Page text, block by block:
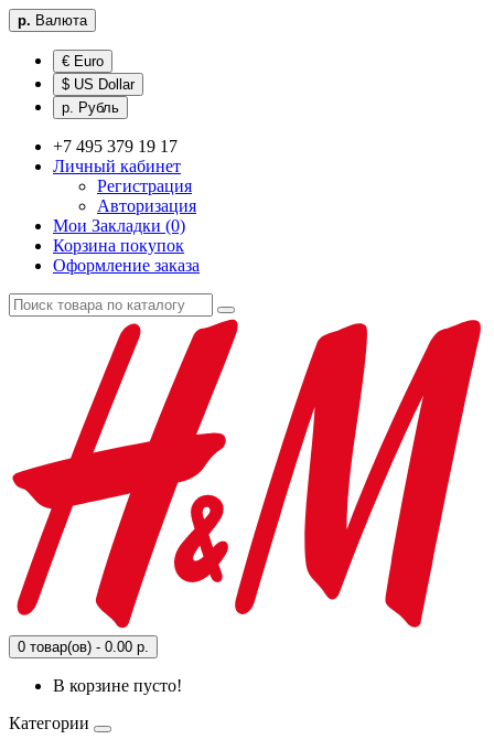
р. Валюта
€ Euro
$ US Dollar
р. Рубль
+7 495 379 19 17
Личный кабинет
Регистрация
Авторизация
Мои Закладки (0)
Корзина покупок
Оформление заказа
0 товар(ов) - 0.00 р.
В корзине пусто!
Категории